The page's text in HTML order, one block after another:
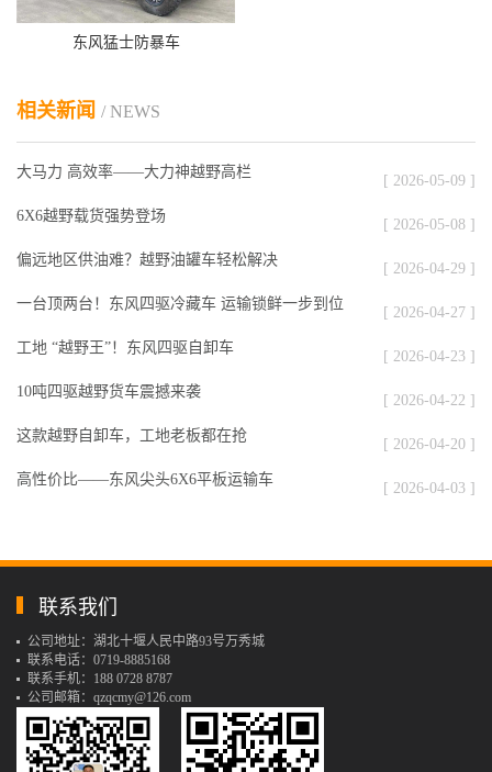
东风猛士防暴车
相关新闻 / NEWS
大马力 高效率——大力神越野高栏
[ 2026-05-09 ]
6X6越野载货强势登场
[ 2026-05-08 ]
偏远地区供油难？越野油罐车轻松解决
[ 2026-04-29 ]
一台顶两台！东风四驱冷藏车 运输锁鲜一步到位
[ 2026-04-27 ]
工地 “越野王”！东风四驱自卸车
[ 2026-04-23 ]
10吨四驱越野货车震撼来袭
[ 2026-04-22 ]
这款越野自卸车，工地老板都在抢
[ 2026-04-20 ]
高性价比——东风尖头6X6平板运输车
[ 2026-04-03 ]
联系我们
公司地址：湖北十堰人民中路93号万秀城
联系电话：0719-8885168
联系手机：188 0728 8787
公司邮箱：qzqcmy@126.com